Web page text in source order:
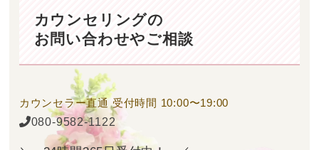
カウンセリングの
お問い合わせやご相談
カウンセラー直通 受付時間 10:00〜19:00
080-9582-1122